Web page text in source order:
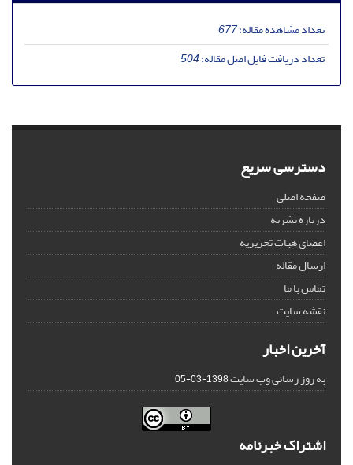
تعداد مشاهده مقاله:677
تعداد دریافت فایل اصل مقاله:504
دسترسی سریع
صفحه اصلی
درباره نشریه
اعضای هیات تحریریه
ارسال مقاله
تماس با ما
نقشه سایت
آخرین اخبار
به روز رسانی وب سایت1398-03-05
اشتراک خبرنامه